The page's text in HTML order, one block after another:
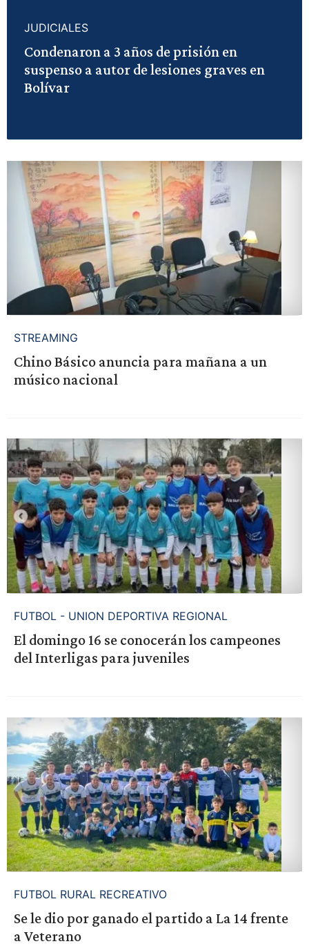
JUDICIALES
Condenaron a 3 años de prisión en
suspenso a autor de lesiones graves en
Bolívar
STREAMING
Chino Básico anuncia para mañana a un
músico nacional
FUTBOL - UNION DEPORTIVA REGIONAL
El domingo 16 se conocerán los campeones
del Interligas para juveniles
FUTBOL RURAL RECREATIVO
Se le dio por ganado el partido a La 14 frente
a Veterano